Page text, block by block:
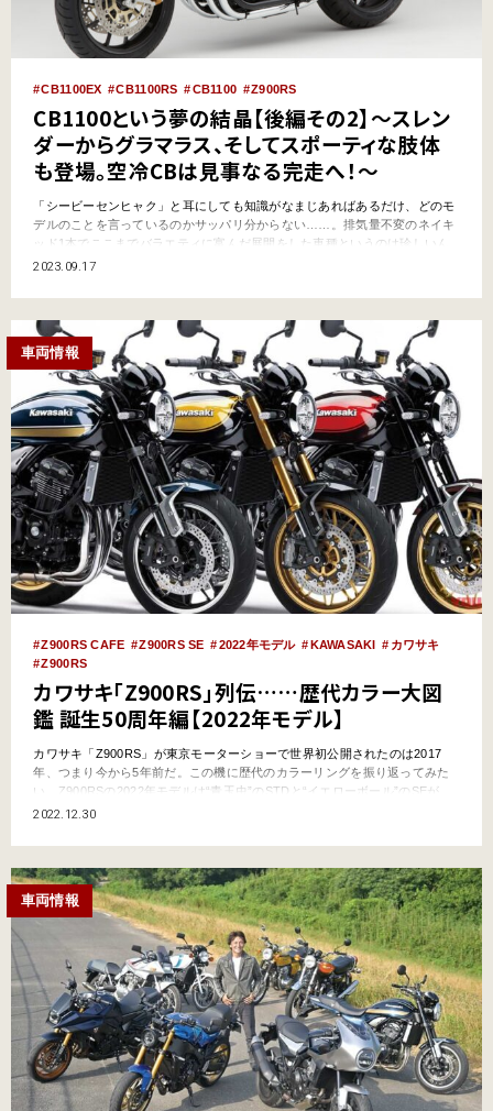
CB1100EX CB1100RS CB1100 Z900RS
CB1100という夢の結晶【後編その2】～スレン
ダーからグラマラス、そしてスポーティな肢体
も登場。空冷CBは見事なる完走へ！～
「シービーセンヒャク」と耳にしても知識がなまじあればあるだけ、どのモ
デルのことを言っているのかサッパリ分からない……。排気量不変のネイキ
ッド1本でここまでバラエティに富んだ展開をした車種というのは珍しいん
です。【後編その１】と一緒に読んで（←開き直り）勉強していただき、ア
編その１】はコチラ！ &nb…
2023.09.17
車両情報
Z900RS CAFE Z900RS SE 2022年モデル KAWASAKI
カワサキ
Z900RS
カワサキ「Z900RS」列伝……歴代カラー大図
鑑 誕生50周年編【2022年モデル】
カワサキ「Z900RS」が東京モーターショーで世界初公開されたのは2017
年、つまり今から5年前だ。この機に歴代のカラーリングを振り返ってみた
い。Z900RSの2022年モデルは“青玉虫”のSTDと“イエローボール”のSEが
2021年秋に発表され、翌年1月にはZ誕生50周年を記念した特別仕様車も登
展開しSEも同時発表、半…
2022.12.30
車両情報